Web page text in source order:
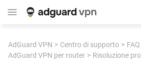
AdGuard VPN Centro di supporto
FAQ
AdGuard VPN per router
Risoluzione